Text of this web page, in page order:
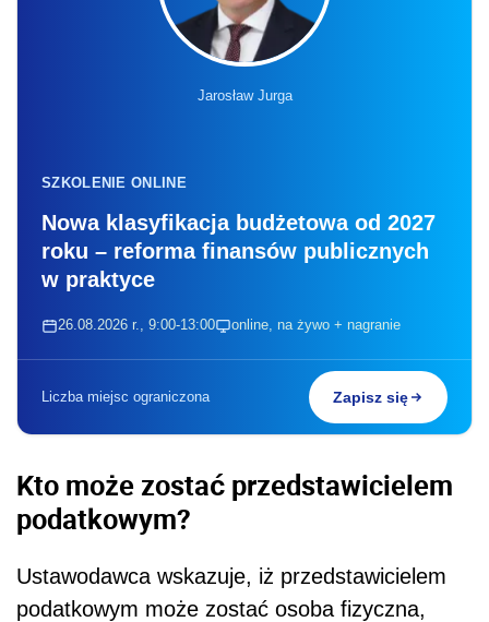
Jarosław Jurga
SZKOLENIE ONLINE
Nowa klasyfikacja budżetowa od 2027
roku – reforma finansów publicznych
w praktyce
26.08.2026 r., 9:00-13:00 online, na żywo + nagranie
Liczba miejsc ograniczona Zapisz się
Kto może zostać przedstawicielem
podatkowym?
Ustawodawca wskazuje, iż przedstawicielem
podatkowym może zostać osoba fizyczna,